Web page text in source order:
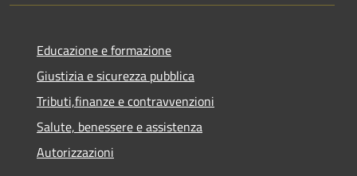
Educazione e formazione
Giustizia e sicurezza pubblica
Tributi,finanze e contravvenzioni
Salute, benessere e assistenza
Autorizzazioni